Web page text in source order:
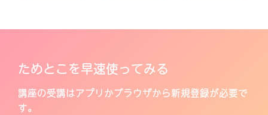
ためとこを早速使ってみる
講座の受講はアプリかブラウザから新規登録が必要で
す。